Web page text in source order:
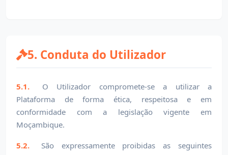
5. Conduta do Utilizador
5.1.
O Utilizador compromete-se a utilizar a
Plataforma de forma ética, respeitosa e em
conformidade com a legislação vigente em
Moçambique.
5.2.
São expressamente proibidas as seguintes